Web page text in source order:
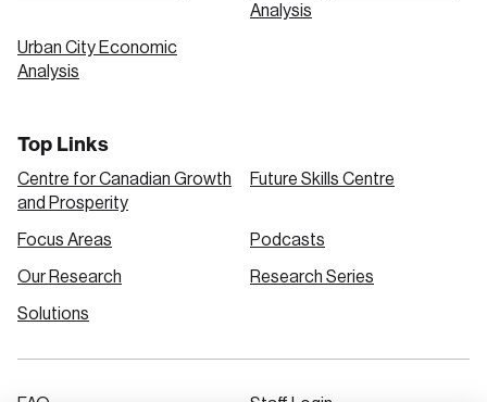
Analysis
Urban City Economic
Analysis
Top Links
Centre for Canadian Growth
and Prosperity
Future Skills Centre
Focus Areas Podcasts
Our Research Research Series
Solutions